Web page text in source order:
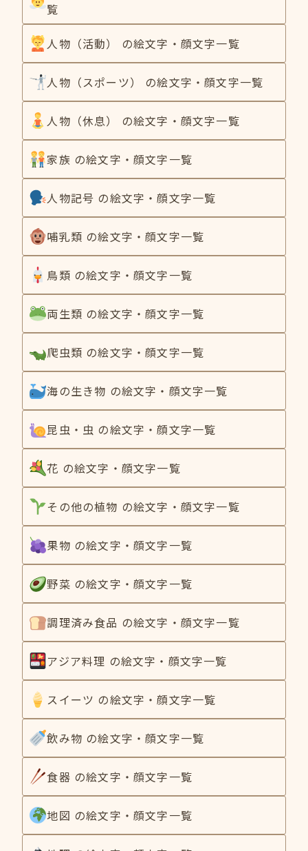
覧
人物（活動） の絵文字・顔文字一覧
人物（スポーツ） の絵文字・顔文字一覧
人物（休息） の絵文字・顔文字一覧
家族 の絵文字・顔文字一覧
人物記号 の絵文字・顔文字一覧
哺乳類 の絵文字・顔文字一覧
鳥類 の絵文字・顔文字一覧
両生類 の絵文字・顔文字一覧
爬虫類 の絵文字・顔文字一覧
海の生き物 の絵文字・顔文字一覧
昆虫・虫 の絵文字・顔文字一覧
花 の絵文字・顔文字一覧
その他の植物 の絵文字・顔文字一覧
果物 の絵文字・顔文字一覧
野菜 の絵文字・顔文字一覧
調理済み食品 の絵文字・顔文字一覧
アジア料理 の絵文字・顔文字一覧
スイーツ の絵文字・顔文字一覧
飲み物 の絵文字・顔文字一覧
食器 の絵文字・顔文字一覧
地図 の絵文字・顔文字一覧